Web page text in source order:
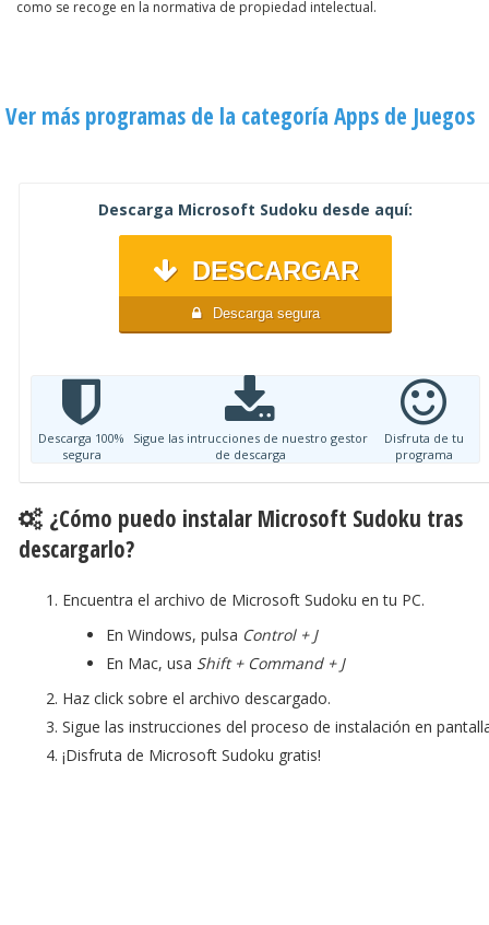
como se recoge en la normativa de propiedad intelectual.
Ver más programas de la categoría Apps de Juegos
Descarga Microsoft Sudoku desde aquí:
DESCARGAR
Descarga segura
Descarga 100%
segura
Sigue las intrucciones de nuestro gestor
de descarga
Disfruta de tu
programa
¿Cómo puedo instalar Microsoft Sudoku tras
descargarlo?
Encuentra el archivo de Microsoft Sudoku en tu PC.
En Windows, pulsa Control + J
En Mac, usa Shift + Command + J
Haz click sobre el archivo descargado.
Sigue las instrucciones del proceso de instalación en
¡Disfruta de Microsoft Sudoku gratis!